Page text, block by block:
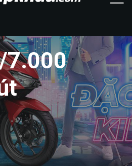
7.000